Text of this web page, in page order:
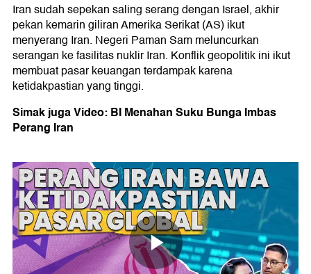
Iran sudah sepekan saling serang dengan Israel, akhir
pekan kemarin giliran Amerika Serikat (AS) ikut
menyerang Iran. Negeri Paman Sam meluncurkan
serangan ke fasilitas nuklir Iran. Konflik geopolitik ini ikut
membuat pasar keuangan terdampak karena
ketidakpastian yang tinggi.
Simak juga Video: BI Menahan Suku Bunga Imbas
Perang Iran